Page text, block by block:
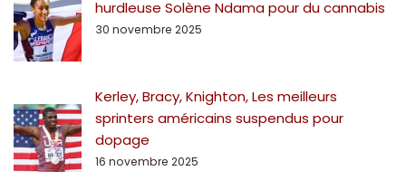
hurdleuse Solène Ndama pour du cannabis
30 novembre 2025
Kerley, Bracy, Knighton, Les meilleurs
sprinters américains suspendus pour
dopage
16 novembre 2025